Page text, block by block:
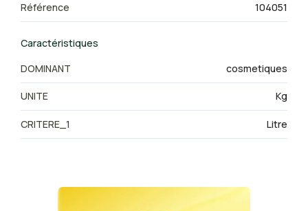
Référence
104051
Caractéristiques
DOMINANT
cosmetiques
UNITE Kg
CRITERE_1 Litre